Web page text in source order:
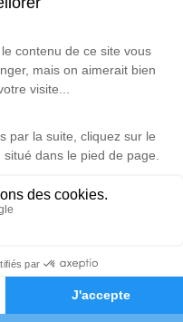
ses volontés, de ses
- Revigny-sur-Ornain